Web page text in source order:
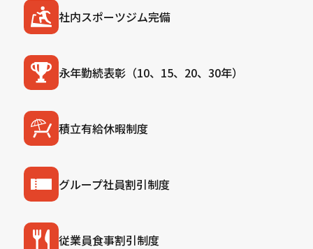
社内スポーツジム完備
永年勤続表彰（10、15、20、30年）
積立有給休暇制度
グループ社員割引制度
従業員食事割引制度